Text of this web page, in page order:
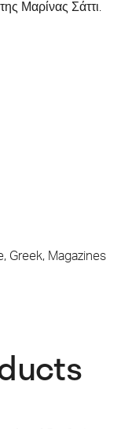
της Μαρίνας Σάττι.
, Greek, Magazines